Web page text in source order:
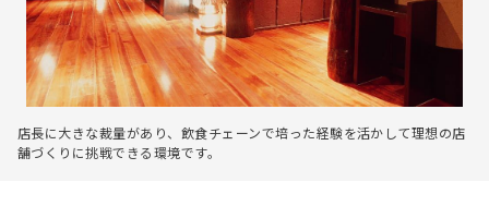
店長に大きな裁量があり、飲食チェーンで培った経験を活かして理想の店
舗づくりに挑戦できる環境です。